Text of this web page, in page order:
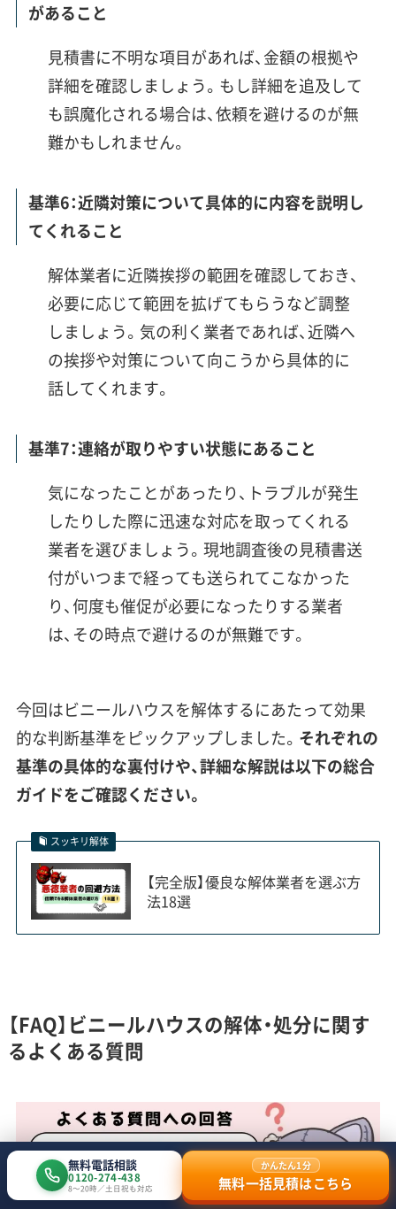
があること
見積書に不明な項目があれば、金額の根拠や
詳細を確認しましょう。もし詳細を追及して
も誤魔化される場合は、依頼を避けるのが無
難かもしれません。
基準6：近隣対策について具体的に内容を説明し
てくれること
解体業者に近隣挨拶の範囲を確認しておき、
必要に応じて範囲を拡げてもらうなど調整
しましょう。気の利く業者であれば、近隣へ
の挨拶や対策について向こうから具体的に
話してくれます。
基準7：連絡が取りやすい状態にあること
気になったことがあったり、トラブルが発生
したりした際に迅速な対応を取ってくれる
業者を選びましょう。現地調査後の見積書送
付がいつまで経っても送られてこなかった
り、何度も催促が必要になったりする業者
は、その時点で避けるのが無難です。
今回はビニールハウスを解体するにあたって効果
的な判断基準をピックアップしました。 それぞれの
基準の具体的な裏付けや、詳細な解説は以下の総合
ガイドをご確認ください。
スッキリ解体
【完全版】優良な解体業者を選ぶ方
法18選
【FAQ】ビニールハウスの解体・処分に関す
るよくある質問
無料電話相談
0120-274-438
8〜20時／土日祝も対応
かんたん1分
無料一括見積はこちら